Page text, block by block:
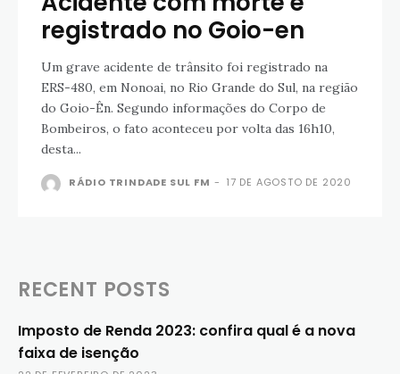
registrado no Goio-en
Um grave acidente de trânsito foi registrado na
ERS-480, em Nonoai, no Rio Grande do Sul, na região
do Goio-Ên. Segundo informações do Corpo de
Bombeiros, o fato aconteceu por volta das 16h10,
desta...
RÁDIO TRINDADE SUL FM - 17 DE AGOSTO DE 2020
RECENT POSTS
Imposto de Renda 2023: confira qual é a nova
faixa de isenção